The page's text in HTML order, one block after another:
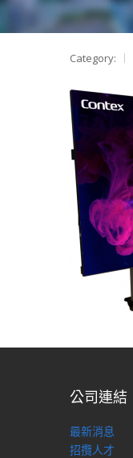
Category:
公司連結
最新消息
招攬人才